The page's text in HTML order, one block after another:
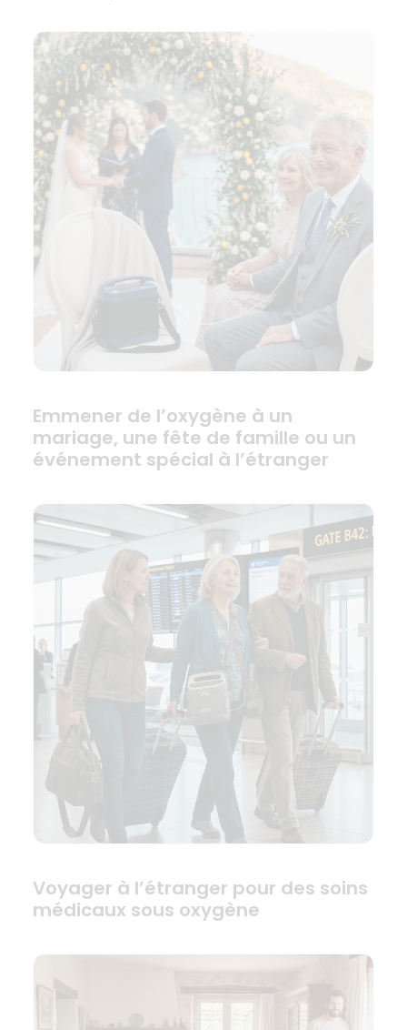
Emmener de l’oxygène à un
mariage, une fête de famille ou un
événement spécial à l’étranger
Voyager à l’étranger pour des soins
médicaux sous oxygène